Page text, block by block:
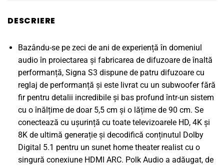
DESCRIERE
Bazându-se pe zeci de ani de experiență în domeniul
audio în proiectarea și fabricarea de difuzoare de înaltă
performanță, Signa S3 dispune de patru difuzoare cu
reglaj de performanță și este livrat cu un subwoofer fără
fir pentru detalii incredibile și bas profund într-un sistem
cu o înălțime de doar 5,5 cm și o lățime de 90 cm. Se
conectează cu ușurință cu toate televizoarele HD, 4K și
8K de ultimă generație și decodifică conținutul Dolby
Digital 5.1 pentru un sunet home theater realist cu o
singură conexiune HDMI ARC. Polk Audio a adăugat, de